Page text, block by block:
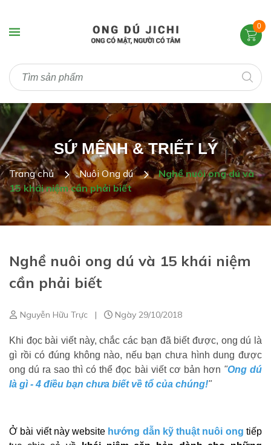
0
SỨ MỆNH & TRIẾT LÝ
Trang chủ Nuôi Ong dú
Nghề nuôi ong dú và
15 khái niệm cần phải biết
Nghề nuôi ong dú và 15 khái niệm
cần phải biết
Nguyễn Hữu Trực | Ngày 29/10/2018
Khi đọc bài viết này, chắc các bạn đã biết được, ong dú là
gì rồi có đúng không nào, nếu bạn chưa hình dung được
ong dú ra sao thì có thể đọc bài viết cơ bản hơn "Ong dú
là gì - 4 điều bạn chưa biết về tổ của chúng!"
Ở bài viết này website hướng dẫn kỹ thuật nuôi ong tiếp